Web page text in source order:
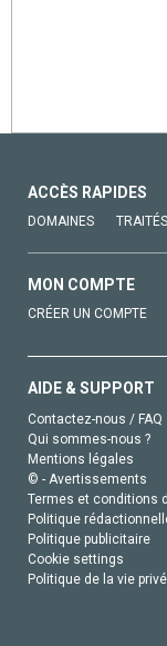
ACCÈS RAPIDES
DOMAINES
MON COMPTE
CRÉER UN COMPTE
AIDE & SUPPORT
Contactez-nous / FAQ
Qui sommes-nous ?
Mentions légales
© - Avertissements
Termes et conditions
Politique
Politique publicitaire
Cookie settings
Politique de la vie